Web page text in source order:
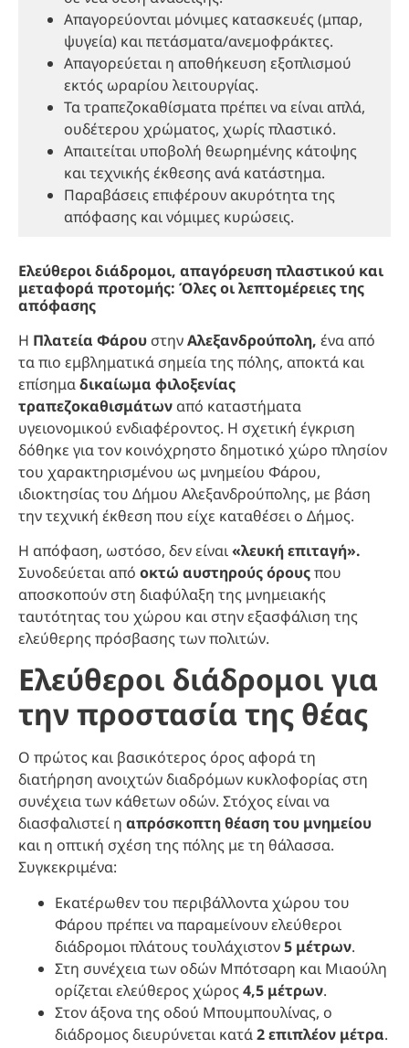
Απαγορεύονται μόνιμες κατασκευές (μπαρ,
ψυγεία) και πετάσματα/ανεμοφράκτες.
Απαγορεύεται η αποθήκευση εξοπλισμού
εκτός ωραρίου λειτουργίας.
Τα τραπεζοκαθίσματα πρέπει να είναι απλά,
ουδέτερου χρώματος, χωρίς πλαστικό.
Απαιτείται υποβολή θεωρημένης κάτοψης
και τεχνικής έκθεσης ανά κατάστημα.
Παραβάσεις επιφέρουν ακυρότητα της
απόφασης και νόμιμες κυρώσεις.
Ελεύθεροι διάδρομοι, απαγόρευση πλαστικού και
μεταφορά προτομής: Όλες οι λεπτομέρειες της
απόφασης
Η Πλατεία Φάρου στηνΑλεξανδρούπολη, ένα από
τα πιο εμβληματικά σημεία της πόλης, αποκτά και
επίσημαδικαίωμα φιλοξενίας
τραπεζοκαθισμάτων από καταστήματα
υγειονομικού ενδιαφέροντος. Η σχετική έγκριση
δόθηκε για τον κοινόχρηστο δημοτικό χώρο πλησίον
του χαρακτηρισμένου ως μνημείου Φάρου,
ιδιοκτησίας του Δήμου Αλεξανδρούπολης, με βάση
την τεχνική έκθεση που είχε καταθέσει ο Δήμος.
Η απόφαση, ωστόσο, δεν είναι«λευκή επιταγή».
Συνοδεύεται από οκτώ αυστηρούς όρουςπου
αποσκοπούν στη διαφύλαξη της μνημειακής
ταυτότητας του χώρου και στην εξασφάλιση της
ελεύθερης πρόσβασης των πολιτών.
Ελεύθεροι διάδρομοι για
την προστασία της θέας
Ο πρώτος και βασικότερος όρος αφορά τη
διατήρηση ανοιχτών διαδρόμων κυκλοφορίας στη
συνέχεια των κάθετων οδών. Στόχος είναι να
διασφαλιστεί η απρόσκοπτη θέαση του μνημείου
και η οπτική σχέση της πόλης με τη θάλασσα.
Συγκεκριμένα:
Εκατέρωθεν του περιβάλλοντα χώρου του
Φάρου πρέπει να παραμείνουν ελεύθεροι
διάδρομοι πλάτους τουλάχιστον5 μέτρων.
Στη συνέχεια των οδών Μπότσαρη και Μιαούλη
ορίζεται ελεύθερος χώρος 4,5 μέτρων.
Στον άξονα της οδού Μπουμπουλίνας, ο
διάδρομος διευρύνεται κατά2 επιπλέον μέτρα.